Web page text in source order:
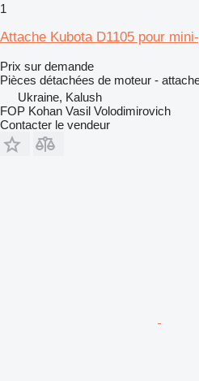
1
Attache Kubota D1105 pour
Prix sur demande
Pièces détachées de moteur -
Ukraine, Kalush
FOP Kohan Vasil Volodimirovich
Contacter le vendeur